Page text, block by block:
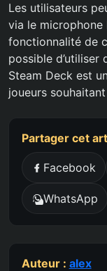
Les utilisateurs
via le microphone
fonctionnalité de
possible
Steam Deck est
joueurs
Partager cet
Facebook
WhatsApp
Auteur : alex